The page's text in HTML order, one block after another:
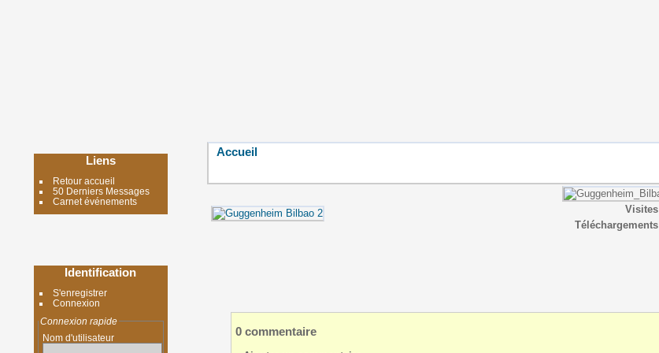
Liens
Retour accueil
50 Derniers Messages
Carnet événements
Identification
S'enregistrer
Connexion
Connexion rapide
Nom d'utilisateur
Accueil
Visites
Téléchargements
0 commentaire